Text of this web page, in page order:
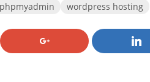
phpmyadmin wordpress hosting